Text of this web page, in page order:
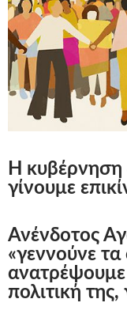
Η κυβέρνηση
γίνουμε
Ανένδοτος
«γεννούνε
ανατρέψουμε
πολιτική